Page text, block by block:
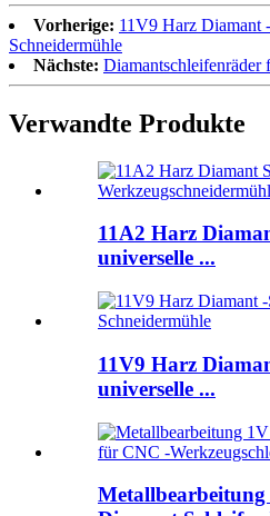
Vorherige: 11V9 Harz Diamant
Schneidermühle
Nächste: Diamantschleifenräder
Verwandte Produkte
11A2 Harz
universelle ...
11V9 Harz
universelle ...